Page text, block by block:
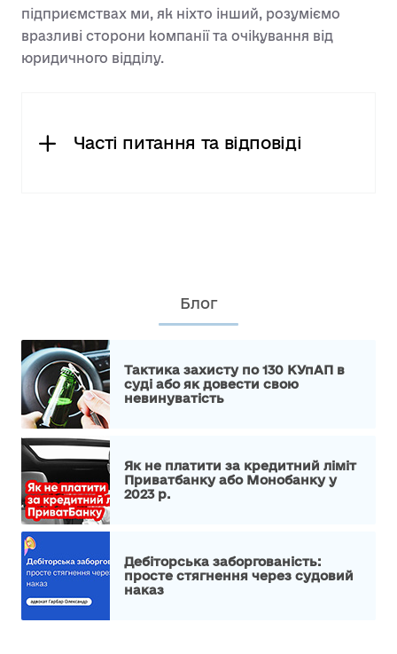
підприємствах ми, як ніхто інший, розуміємо
вразливі сторони компанії та очікування від
юридичного відділу.
Часті питання та відповіді
Блог
Тактика захисту по 130 КУпАП в
суді або як довести свою
невинуватість
Як не платити за кредитний ліміт
Приватбанку або Монобанку у
2023 р.
Дебіторська заборгованість:
просте стягнення через судовий
наказ